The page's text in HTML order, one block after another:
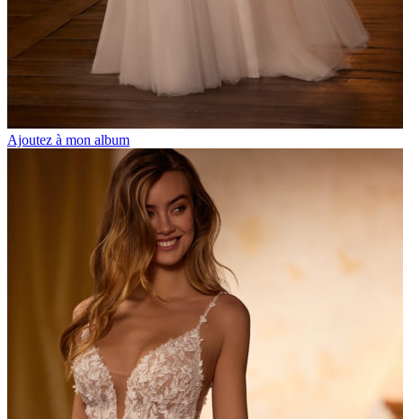
Ajoutez à mon album